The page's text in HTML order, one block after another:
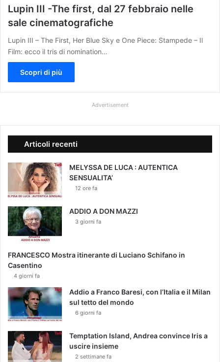
Lupin III -The first, dal 27 febbraio nelle
sale cinematografiche
Lupin III – The First, Her Blue Sky e One Piece: Stampede – Il
Film: ecco il tris di nomination…
Scopri di più
Advertisement
Articoli recenti
MELYSSA DE LUCA : AUTENTICA
SENSUALITA’
12 ore fa
ADDIO A DON MAZZI
3 giorni fa
FRANCESCO Mostra itinerante di Luciano Schifano in
Casentino
4 giorni fa
Addio a Franco Baresi, con l’Italia e il Milan
sul tetto del mondo
6 giorni fa
Temptation Island, Andrea convince Iris a
uscire insieme
2 settimane fa